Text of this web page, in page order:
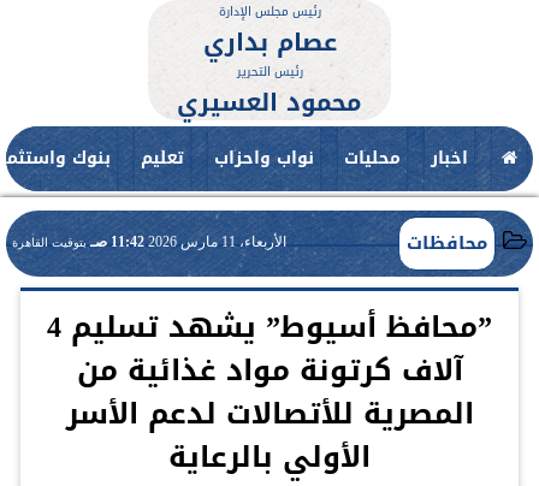
رئيس مجلس الإدارة
عصام بداري
رئيس التحرير
محمود العسيري
اخبار محليات نواب واحزاب تعليم بنوك
محافظات الأربعاء، 11 مارس 2026 11:42 صـ بتوقيت القاهرة
”محافظ أسيوط” يشهد تسليم 4
آلاف كرتونة مواد غذائية من
المصرية للأتصالات لدعم الأسر
الأولي بالرعاية